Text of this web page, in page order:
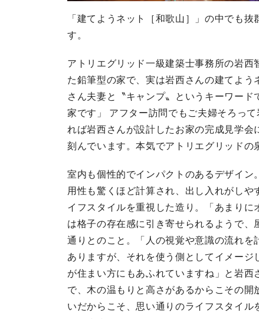
「建てようネット［和歌山］」の中でも
す。
アトリエグリッド一級建築士事務所の岩
た鉛筆型の家で、実は岩西さんの建てよ
さん夫妻と〝キャンプ〟というキーワー
家です」 アフター訪問でもご夫婦そろっ
れば岩西さんが設計したお家の完成見学
刻んでいます。本気でアトリエグリッドの
室内も個性的でインパクトのあるデザイ
用性も驚くほど計算され、出し入れがし
イフスタイルを重視した造り。「あまり
は格子の存在感に引き寄せられるようで
通りとのこと。「人の視覚や意識の流れ
ありますが、それを使う側としてイメー
が住まい方にもあふれていますね」と岩
で、木の温もりと高さがあるからこその
いだからこそ、思い通りのライフスタイ